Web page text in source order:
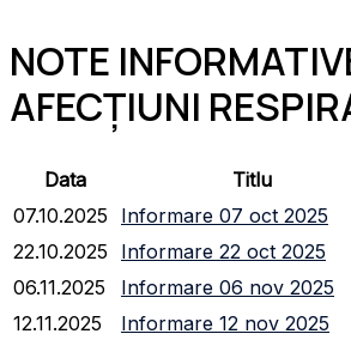
NOTE
AFECȚIUNI
Data
Titlu
07.10.2025
Informare 07 oct 2025
22.10.2025
Informare 22 oct 2025
06.11.2025
Informare 06 nov 2025
12.11.2025
Informare 12 nov 2025